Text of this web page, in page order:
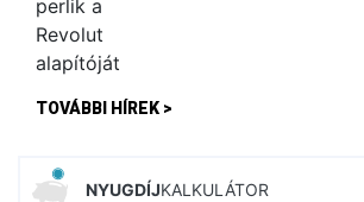
TOVÁBBI HÍREK >
NYUGDÍJKALKULÁTOR